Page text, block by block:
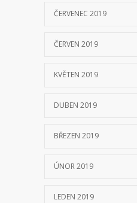
ČERVENEC 2019
ČERVEN 2019
KVĚTEN 2019
DUBEN 2019
BŘEZEN 2019
ÚNOR 2019
LEDEN 2019